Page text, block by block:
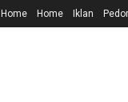
Home Home Iklan